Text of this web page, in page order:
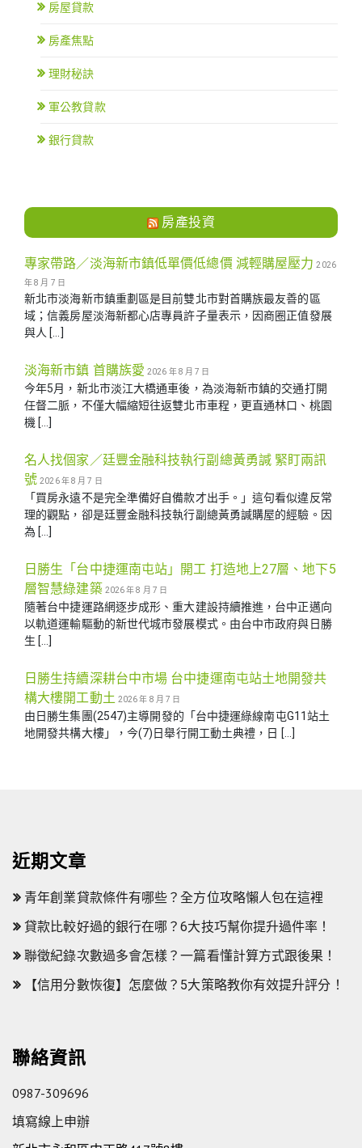
房屋貸款
房產焦點
理財秘訣
軍公教貸款
銀行貸款
房產投資
專家帶路／淡海新市鎮低單價低總價 減輕購屋壓力 2026
年 8 月 7 日
新北市淡海新市鎮重劃區是目前雙北市對首購族最友善的區
域；信義房屋淡海新都心店專員許子量表示，因商圈正值發展
與人 […]
淡海新市鎮 首購族愛 2026 年 8 月 7 日
今年5月，新北市淡江大橋通車後，為淡海新市鎮的交通打開
任督二脈，不僅大幅縮短往返雙北市車程，更直通林口、桃園
機 […]
名人找個家／廷豐金融科技執行副總黃勇諴 緊盯兩訊
號 2026 年 8 月 7 日
「買房永遠不是完全準備好自備款才出手。」這句看似違反常
理的觀點，卻是廷豐金融科技執行副總黃勇諴購屋的經驗。因
為 […]
日勝生「台中捷運南屯站」開工 打造地上27層、地下5
層智慧綠建築 2026 年 8 月 7 日
隨著台中捷運路網逐步成形、重大建設持續推進，台中正邁向
以軌道運輸驅動的新世代城市發展模式。由台中市政府與日勝
生 […]
日勝生持續深耕台中市場 台中捷運南屯站土地開發共
構大樓開工動土 2026 年 8 月 7 日
由日勝生集團(2547)主導開發的「台中捷運綠線南屯G11站土
地開發共構大樓」，今(7)日舉行開工動土典禮，日 […]
近期文章
青年創業貸款條件有哪些？全方位攻略懶人包在這裡
貸款比較好過的銀行在哪？6大技巧幫你提升過件率！
聯徵紀錄次數過多會怎樣？一篇看懂計算方式跟後果！
【信用分數恢復】怎麼做？5大策略教你有效提升評分！
聯絡資訊
0987-309696
填寫線上申辦